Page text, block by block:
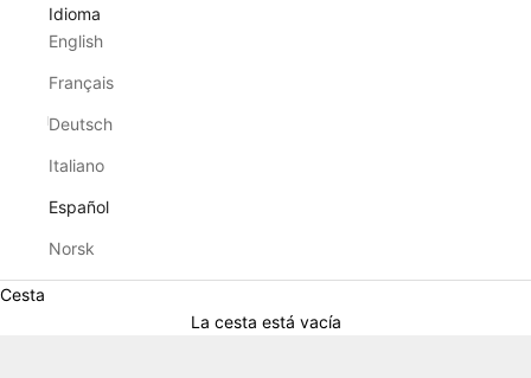
Idioma
English
Français
Deutsch
Italiano
Español
Norsk
Cesta
La cesta está vacía